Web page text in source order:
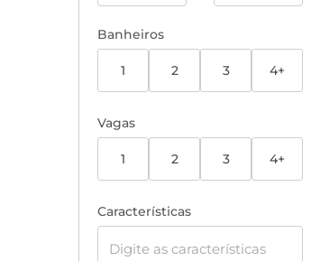
Banheiros
1 2 3 4+
Vagas
1 2 3 4+
Características